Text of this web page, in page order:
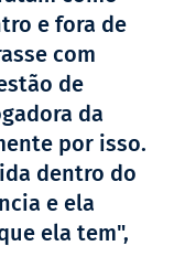
e fora de
com
de
da
por isso.
dentro do
e ela
ela tem",